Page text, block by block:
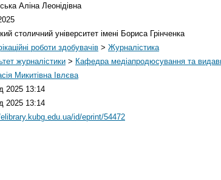
Аліна Леонідівна
столичний університет імені Бориса Грінченка
роботи здобувачів > Журналістика
журналістики > Кафедра медіапродюсування та
Микитівна Івлєва
2025 13:14
2025 13:14
id/eprint/54472